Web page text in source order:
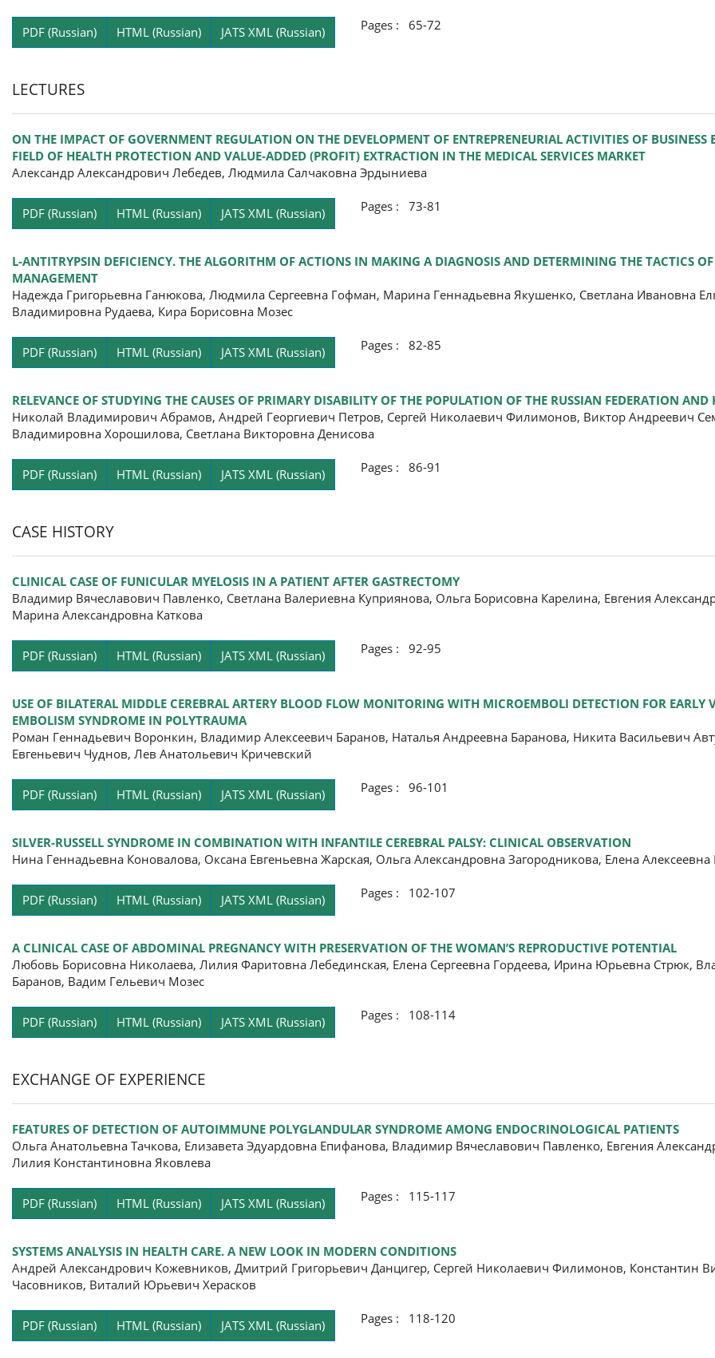
PDF (Russian) HTML (Russian) JATS XML (Russian) Pages : 65-72
LECTURES
ON THE IMPACT OF GOVERNMENT REGULATION ON THE DEVELOPMENT OF ENTREPRENEURIAL ACTIVITIES OF BUSINESS
FIELD OF HEALTH PROTECTION AND VALUE-ADDED (PROFIT) EXTRACTION IN THE MEDICAL SERVICES MARKET
Александр Александрович Лебедев, Людмила Салчаковна Эрдыниева
PDF (Russian) HTML (Russian) JATS XML (Russian) Pages : 73-81
L-ANTITRYPSIN DEFICIENCY. THE ALGORITHM OF ACTIONS IN MAKING A DIAGNOSIS AND DETERMINING THE TACTICS
MANAGEMENT
Надежда Григорьевна Ганюкова, Людмила Сергеевна Гофман, Марина Геннадьевна Якушенко, Светлана Ивановна
Владимировна Рудаева, Кира Борисовна Мозес
PDF (Russian) HTML (Russian) JATS XML (Russian) Pages : 82-85
RELEVANCE OF STUDYING THE CAUSES OF PRIMARY DISABILITY OF THE POPULATION OF THE RUSSIAN FEDERATION AND
Николай Владимирович Абрамов, Андрей Георгиевич Петров, Сергей Николаевич Филимонов, Виктор Андреевич
Владимировна Хорошилова, Светлана Викторовна Денисова
PDF (Russian) HTML (Russian) JATS XML (Russian) Pages : 86-91
CASE HISTORY
CLINICAL CASE OF FUNICULAR MYELOSIS IN A PATIENT AFTER GASTRECTOMY
Владимир Вячеславович Павленко, Светлана Валериевна Куприянова, Ольга Борисовна Карелина, Евгения
Марина Александровна Каткова
PDF (Russian) HTML (Russian) JATS XML (Russian) Pages : 92-95
USE OF BILATERAL MIDDLE CEREBRAL ARTERY BLOOD FLOW MONITORING WITH MICROEMBOLI DETECTION FOR EARLY
EMBOLISM SYNDROME IN POLYTRAUMA
Роман Геннадьевич Воронкин, Владимир Алексеевич Баранов, Наталья Андреевна Баранова, Никита Васильевич
Евгеньевич Чуднов, Лев Анатольевич Кричевский
PDF (Russian) HTML (Russian) JATS XML (Russian) Pages : 96-101
SILVER-RUSSELL SYNDROME IN COMBINATION WITH INFANTILE CEREBRAL PALSY: CLINICAL OBSERVATION
Нина Геннадьевна Коновалова, Оксана Евгеньевна Жарская, Ольга Александровна Загородникова, Елена Алексеевна
PDF (Russian) HTML (Russian) JATS XML (Russian) Pages : 102-107
A CLINICAL CASE OF ABDOMINAL PREGNANCY WITH PRESERVATION OF THE WOMAN’S REPRODUCTIVE POTENTIAL
Любовь Борисовна Николаева, Лилия Фаритовна Лебединская, Елена Сергеевна Гордеева, Ирина Юрьевна Стрюк,
Баранов, Вадим Гельевич Мозес
PDF (Russian) HTML (Russian) JATS XML (Russian) Pages : 108-114
EXCHANGE OF EXPERIENCE
FEATURES OF DETECTION OF AUTOIMMUNE POLYGLANDULAR SYNDROME AMONG ENDOCRINOLOGICAL PATIENTS
Ольга Анатольевна Тачкова, Елизавета Эдуардовна Епифанова, Владимир Вячеславович Павленко, Евгения
Лилия Константиновна Яковлева
PDF (Russian) HTML (Russian) JATS XML (Russian) Pages : 115-117
SYSTEMS ANALYSIS IN HEALTH CARE. A NEW LOOK IN MODERN CONDITIONS
Андрей Александрович Кожевников, Дмитрий Григорьевич Данцигер, Сергей Николаевич Филимонов, Константин
Часовников, Виталий Юрьевич Херасков
PDF (Russian) HTML (Russian) JATS XML (Russian) Pages : 118-120